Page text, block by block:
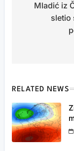
navigation
Mladić iz
sletio
RELATED NEWS